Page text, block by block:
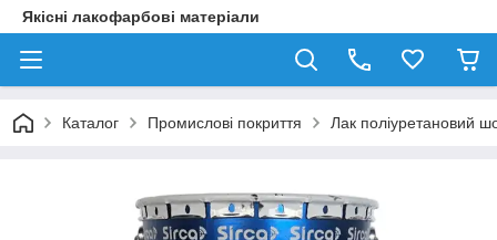
Якісні лакофарбові матеріали
Каталог Промислові покриття Лак поліуретановий